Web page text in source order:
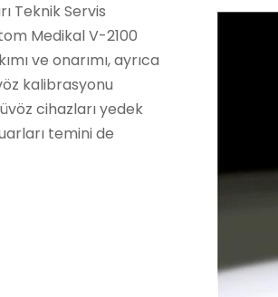
Teknik Servis
Medikal V-2100
ve onarımı, ayrıca
kalibrasyonu
cihazları yedek
temini de